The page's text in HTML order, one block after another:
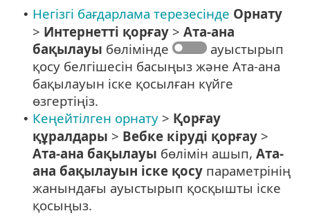
• Негізгі бағдарлама терезесінде Орнату
> Интернетті қорғау > Ата-ана
бақылауы бөлімінде
ауыстырып
қосу белгішесін басыңыз және Ата-ана
бақылауын іске қосылған күйге
өзгертіңіз.
• Кеңейтілген орнату > Қорғау
құралдары > Вебке кіруді қорғау >
Ата-ана бақылауы бөлімін ашып, Ата-
ана бақылауын іске қосу параметрінің
жанындағы ауыстырып қосқышты іске
қосыңыз.